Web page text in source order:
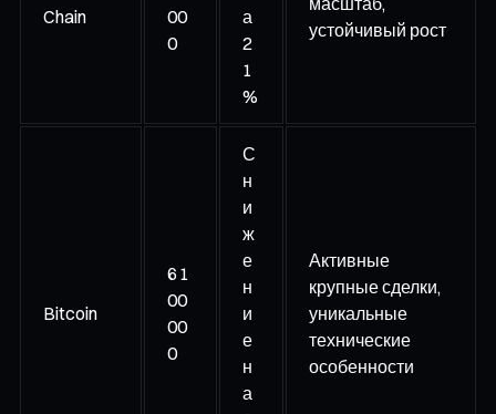
Chain
00
0
а
2
1
%
устойчивый рост
Bitcoin
6 1
00
00
0
С
н
и
ж
е
н
и
е
н
а
Активные
крупные сделки,
уникальные
технические
особенности